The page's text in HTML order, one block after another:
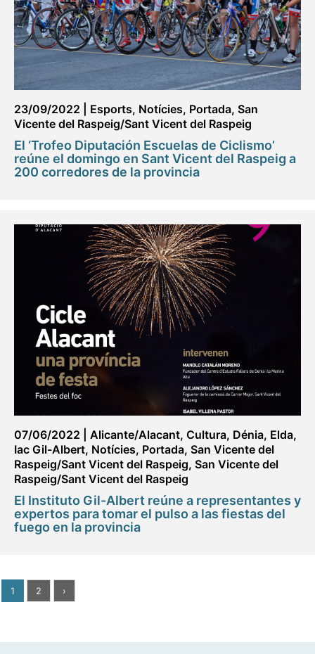
23/09/2022 Esports, Notícies, Portada, San
Vicente del Raspeig/Sant Vicent del Raspeig
El ‘Trofeo Diputación Escuelas de Ciclismo’
reúne el domingo en Sant Vicent del Raspeig a
200 corredores de la provincia
07/06/2022 Alicante/Alacant, Cultura, Dénia, Elda,
Iac Gil-Albert, Notícies, Portada, San Vicente del
Raspeig/Sant Vicent del Raspeig, San Vicente del
Raspeig/Sant Vicent del Raspeig
El Instituto Gil-Albert reúne a representantes y
expertos para tomar el pulso a las fiestas del
fuego en la provincia
1 2 ›